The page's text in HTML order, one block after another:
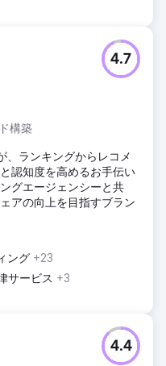
構築
4.7
、ランキングからレコメ
認知度を高めるお手伝い
グエージェンシーと共
アの向上を目指すブラン
ング +23
サービス +3
4.4